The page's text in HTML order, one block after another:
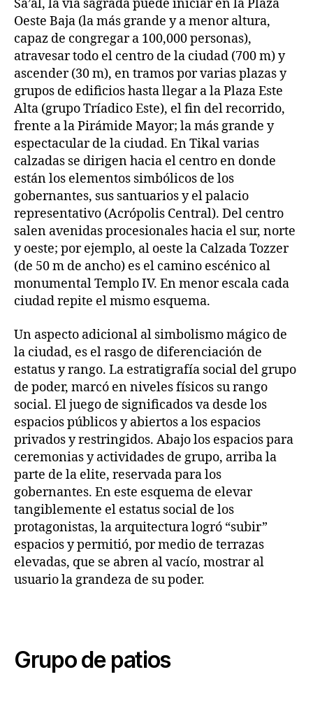
Sa’al, la vía sagrada puede iniciar en la Plaza
Oeste Baja (la más grande y a menor altura,
capaz de congregar a 100,000 personas),
atravesar todo el centro de la ciudad (700 m) y
ascender (30 m), en tramos por varias plazas y
grupos de edificios hasta llegar a la Plaza Este
Alta (grupo Tríadico Este), el fin del recorrido,
frente a la Pirámide Mayor; la más grande y
espectacular de la ciudad. En Tikal varias
calzadas se dirigen hacia el centro en donde
están los elementos simbólicos de los
gobernantes, sus santuarios y el palacio
representativo (Acrópolis Central). Del centro
salen avenidas procesionales hacia el sur, norte
y oeste; por ejemplo, al oeste la Calzada Tozzer
(de 50 m de ancho) es el camino escénico al
monumental Templo IV. En menor escala cada
ciudad repite el mismo esquema.
Un aspecto adicional al simbolismo mágico de
la ciudad, es el rasgo de diferenciación de
estatus y rango. La estratigrafía social del grupo
de poder, marcó en niveles físicos su rango
social. El juego de significados va desde los
espacios públicos y abiertos a los espacios
privados y restringidos. Abajo los espacios para
ceremonias y actividades de grupo, arriba la
parte de la elite, reservada para los
gobernantes. En este esquema de elevar
tangiblemente el estatus social de los
protagonistas, la arquitectura logró “subir”
espacios y permitió, por medio de terrazas
elevadas, que se abren al vacío, mostrar al
usuario la grandeza de su poder.
Grupo de patios